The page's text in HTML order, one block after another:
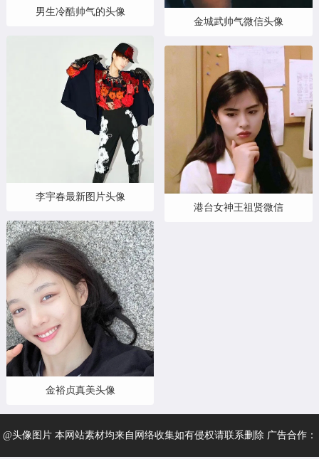
男生冷酷帅气的头像
李宇春最新图片头像
金裕贞真美头像
金城武帅气微信头像
港台女神王祖贤微信
@头像图片 本网站素材均来自网络收集如有侵权请联系删除 广告合作：